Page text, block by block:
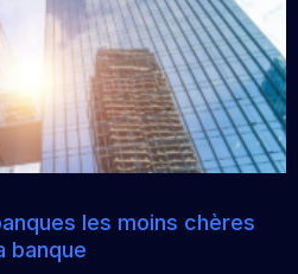
les moins chères
banque